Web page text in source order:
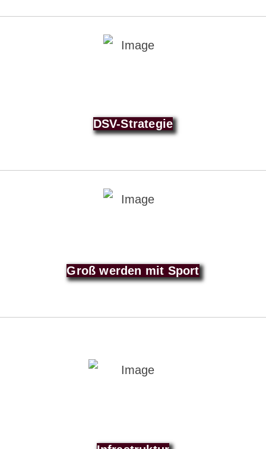
DSV-Strategie
Groß werden mit Sport